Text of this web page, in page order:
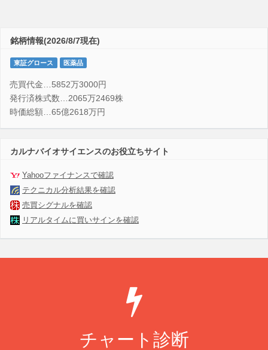
銘柄情報(2026/8/7現在)
東証グロース 医薬品
売買代金…5852万3000円
発行済株式数…2065万2469株
時価総額…65億2618万円
カルナバイオサイエンスのお役立ちサイト
Yahooファイナンスで確認
テクニカル分析結果を確認
売買シグナルを確認
リアルタイムに買いサインを確認
チャート診断